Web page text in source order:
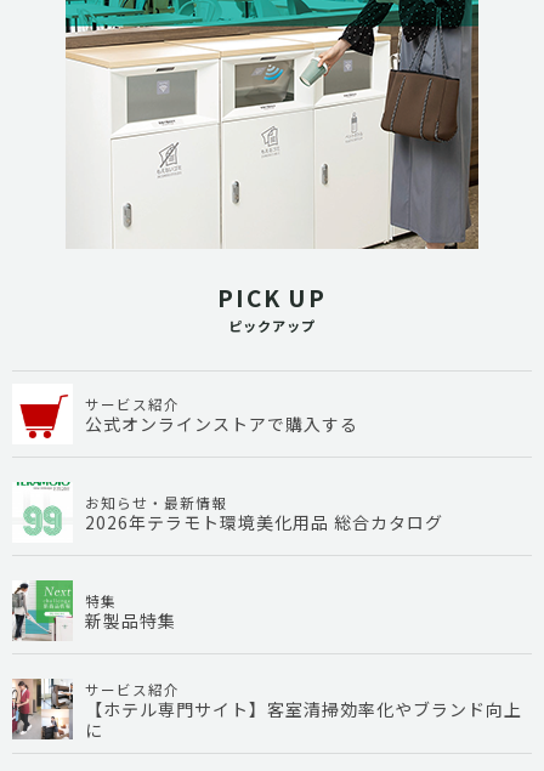
PICK UP
ピックアップ
サービス紹介
公式オンラインストアで購入する
お知らせ・最新情報
2026年テラモト環境美化用品 総合カタログ
特集
新製品特集
サービス紹介
【ホテル専門サイト】客室清掃効率化やブランド向上
に